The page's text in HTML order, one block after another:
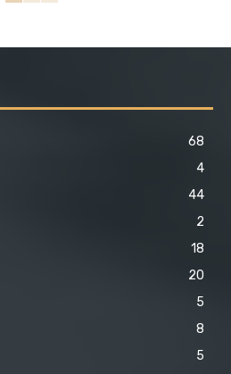
68
4
44
2
18
20
5
8
5